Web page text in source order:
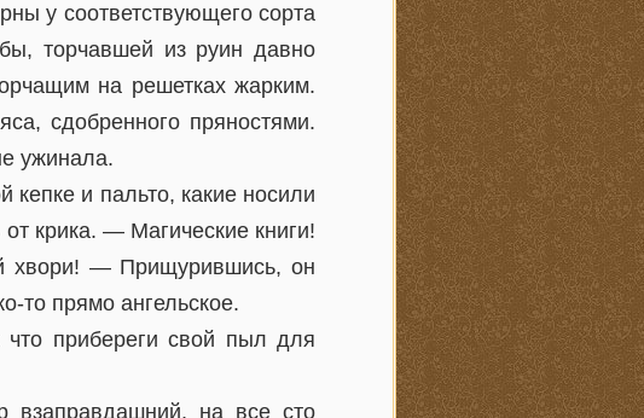
у соответствующего сорта
торчавшей из руин давно
на решетках жарким.
сдобренного пряностями.
ужинала.
и пальто, какие носили
крика. — Магические книги!
хвори! — Прищурившись, он
то прямо ангельское.
прибереги свой пыл для
на все сто